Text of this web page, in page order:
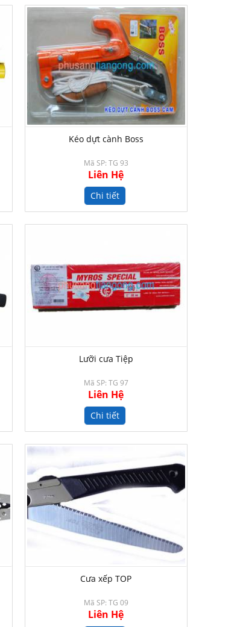
Kéo dựt cành Boss
Mã SP: TG 93
Liên Hệ
Chi tiết
Lưỡi cưa Tiệp
Mã SP: TG 97
Liên Hệ
Chi tiết
Cưa xếp TOP
Mã SP: TG 09
Liên Hệ